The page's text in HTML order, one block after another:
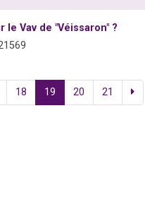
Vav de "Véissaron" ?
18 19 20 21